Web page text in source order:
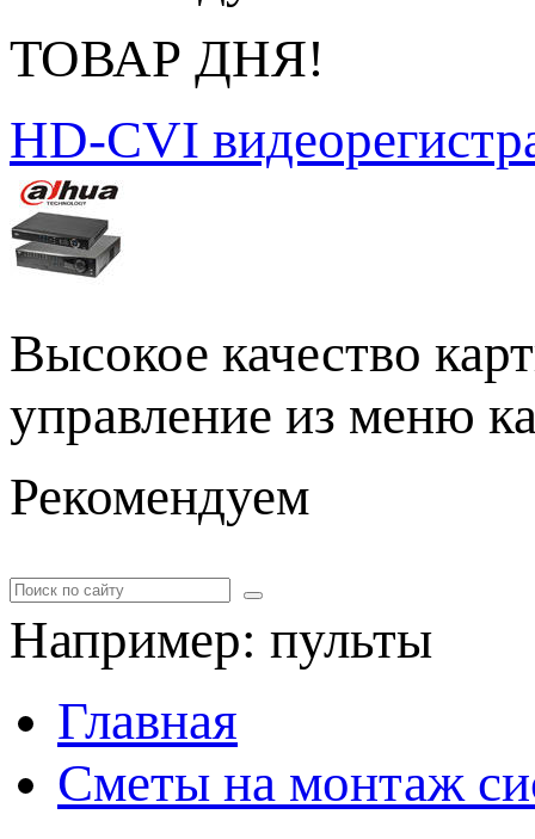
ТОВАР ДНЯ!
HD-CVI
Высокое качество
управление из меню
Рекомендуем
Например: пульты
Главная
Сметы на монтаж